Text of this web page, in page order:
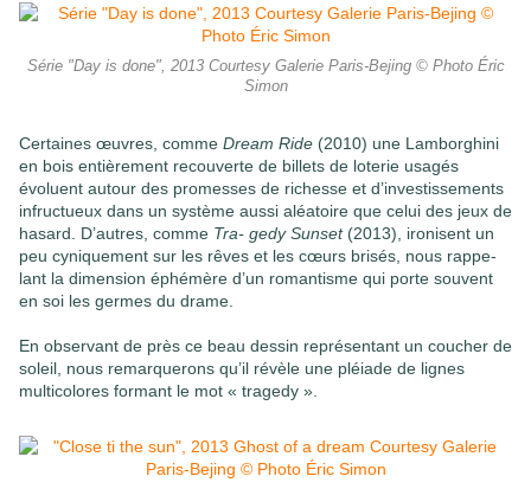
Série "Day is done", 2013 Courtesy Galerie Paris-Bejing © Photo Éric
Simon
Certaines œuvres, comme Dream Ride (2010) une Lamborghini
en bois entièrement recouverte de billets de loterie usagés
évoluent autour des promesses de richesse et d’investissements
infructueux dans un système aussi aléatoire que celui des jeux de
hasard. D’autres, comme Tra- gedy Sunset(2013), ironisent un
peu cyniquement sur les rêves et les cœurs brisés, nous rappe-
lant la dimension éphémère d’un romantisme qui porte souvent
en soi les germes du drame.
En observant de près ce beau dessin représentant un coucher de
soleil, nous remarquerons qu’il révèle une pléiade de lignes
multicolores formant le mot « tragedy ».